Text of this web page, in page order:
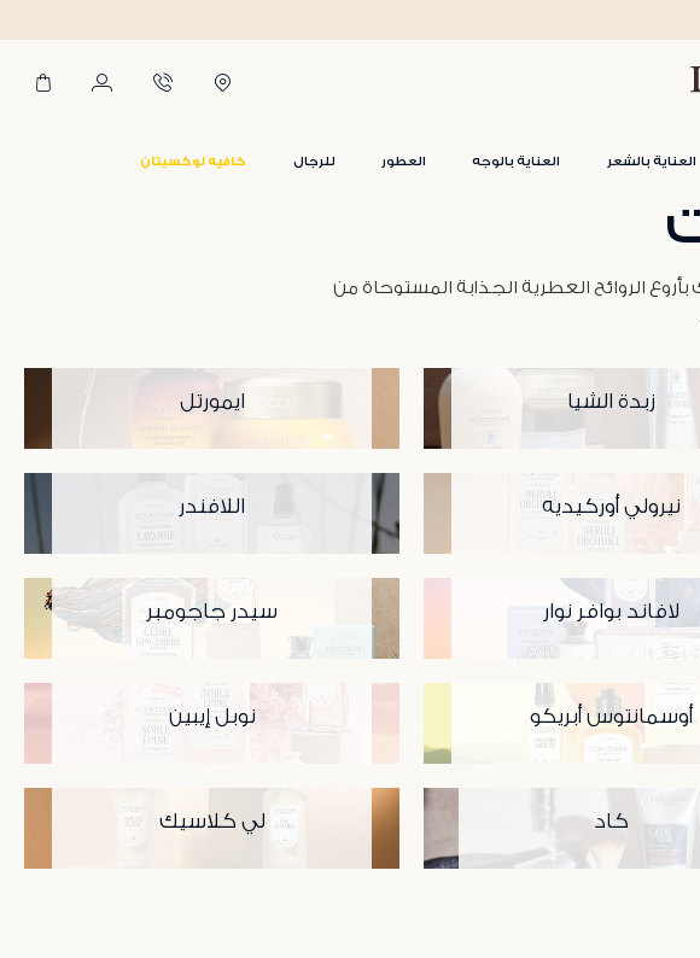
العناية بالشعر العناية بالوجه العطور للرجال كافيه لوكسيتان
الروائح العطرية الجذابة المستوحاة من
زبدة الشيا ايمورتل
نيرولي أوركيديه اللافندر
لافاند بوافر نوار سيدر جاجومبر
أوسمانتوس أبريكو نوبل إيبين
كاد لي كلاسيك